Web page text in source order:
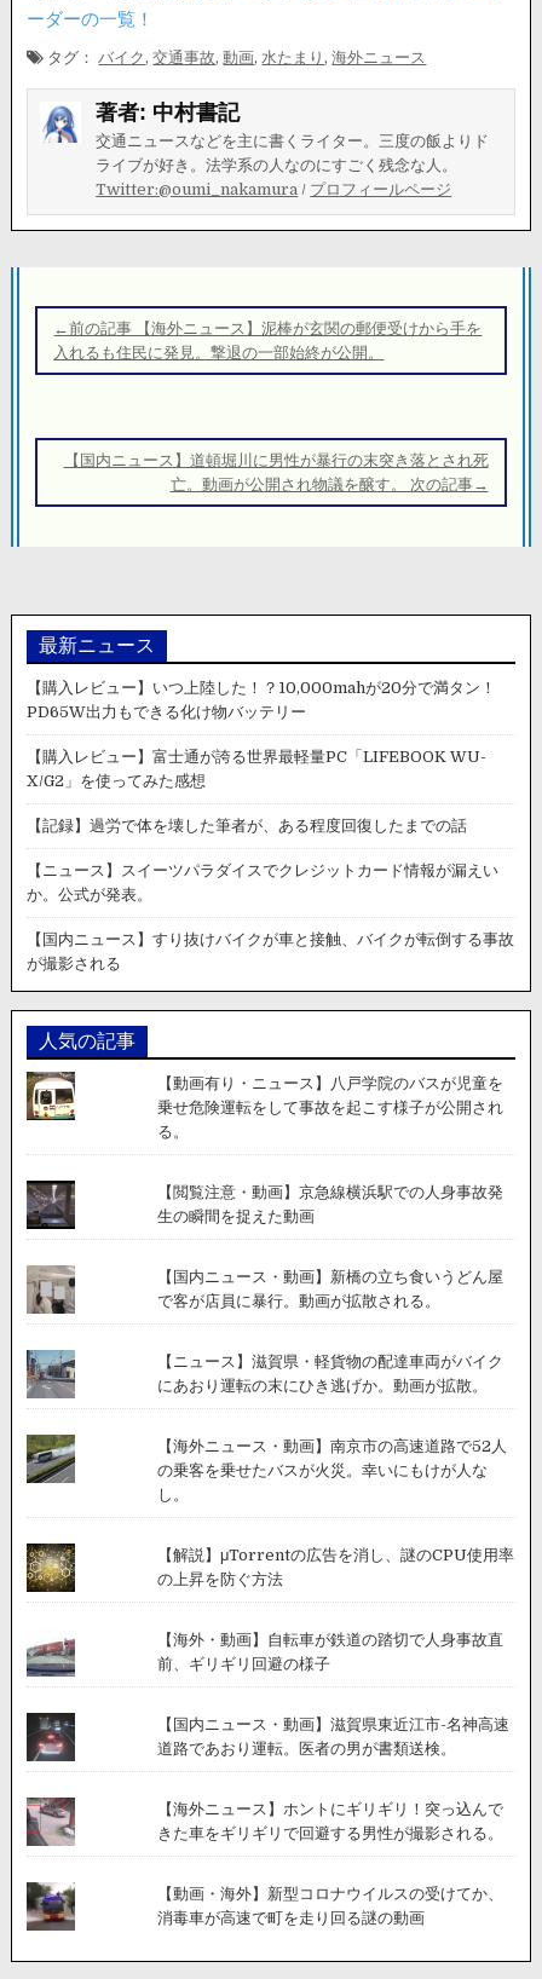
ーダーの一覧！
タグ： バイク ,交通事故,動画, 水たまり ,海外ニュース
著者: 中村書記
交通ニュースなどを主に書くライター。三度の飯よりド
ライブが好き。法学系の人なのにすごく残念な人。
Twitter:@oumi_nakamura / プロフィールページ
稿
ナ
ー
←前の記事 【海外ニュース】泥棒が玄関の郵便受けから手を
入れるも住民に発見。撃退の一部始終が公開。
【国内ニュース】道頓堀川に男性が暴行の末突き落とされ死
亡。動画が公開され物議を醸す。 次の記事→
最新ニュース
【購入レビュー】いつ上陸した！？10,000mahが20分で満タン！
PD65W出力もできる化け物バッテリー
【購入レビュー】富士通が誇る世界最軽量PC「LIFEBOOK WU-
X/G2」を使ってみた感想
【記録】過労で体を壊した筆者が、ある程度回復したまでの話
【ニュース】スイーツパラダイスでクレジットカード情報が漏えい
か。公式が発表。
【国内ニュース】すり抜けバイクが車と接触、バイクが転倒する事故
が撮影される
人気の記事
【動画有り・ニュース】八戸学院のバスが児童を
乗せ危険運転をして事故を起こす様子が公開され
る。
【閲覧注意・動画】京急線横浜駅での人身事故発
生の瞬間を捉えた動画
【国内ニュース・動画】新橋の立ち食いうどん屋
で客が店員に暴行。動画が拡散される。
【ニュース】滋賀県・軽貨物の配達車両がバイク
にあおり運転の末にひき逃げか。動画が拡散。
【海外ニュース・動画】南京市の高速道路で52人
の乗客を乗せたバスが火災。幸いにもけが人な
し。
【解説】μTorrentの広告を消し、謎のCPU使用率
の上昇を防ぐ方法
【海外・動画】自転車が鉄道の踏切で人身事故直
前、ギリギリ回避の様子
【国内ニュース・動画】滋賀県東近江市-名神高速
道路であおり運転。医者の男が書類送検。
【海外ニュース】ホントにギリギリ！突っ込んで
きた車をギリギリで回避する男性が撮影される。
【動画・海外】新型コロナウイルスの受けてか、
消毒車が高速で町を走り回る謎の動画